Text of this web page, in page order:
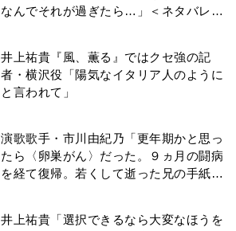
なんでそれが過ぎたら…」＜ネタバレあ
井上祐貴『風、薫る』ではクセ強の記
者・横沢役「陽気なイタリア人のように
と言われて」
演歌歌手・市川由紀乃「更年期かと思っ
たら〈卵巣がん〉だった。９ヵ月の闘病
を経て復帰。若くして逝った兄の手紙を
井上祐貴「選択できるなら大変なほうを